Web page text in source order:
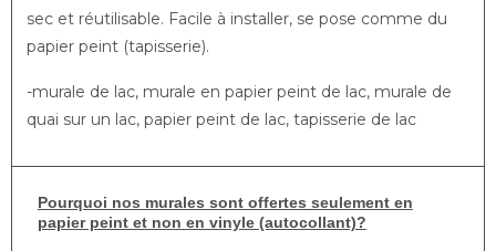
sec et réutilisable. Facile à installer, se pose comme du
papier peint (tapisserie).
-murale de lac, murale en papier peint de lac, murale de
quai sur un lac, papier peint de lac, tapisserie de lac
Pourquoi nos murales sont offertes seulement en
papier peint et non en vinyle (autocollant)?